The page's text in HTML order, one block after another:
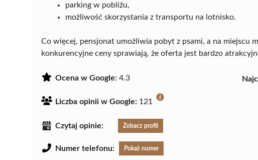
parking w pobliżu,
możliwość skorzystania z transportu na lotnisko.
Co więcej, pensjonat umożliwia pobyt z psami, a na miejscu
konkurencyjne ceny sprawiają, że oferta jest bardzo
Ocena w Google: 4.3
Liczba opinii w Google: 121
Czytaj opinie: Zobacz profil
Numer telefonu: Pokaż numer